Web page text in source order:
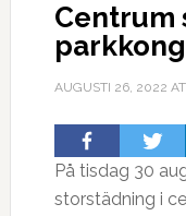
Centrum
AUGUSTI 26, 2022 AT
På tisdag 30
storstädning i